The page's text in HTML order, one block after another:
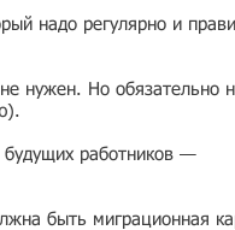
надо регулярно и
нужен. Но обязательно
будущих работников —
быть миграционная